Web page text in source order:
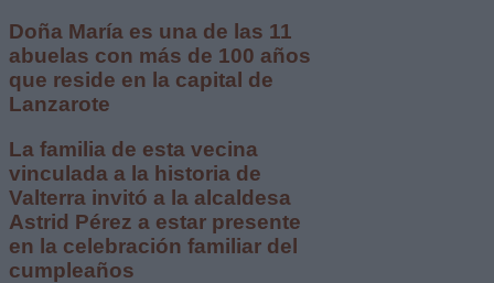
Doña María es una de las 11
abuelas con más de 100 años
que reside en la capital de
Lanzarote
La familia de esta vecina
vinculada a la historia de
Valterra invitó a la alcaldesa
Astrid Pérez a estar presente
en la celebración familiar del
cumpleaños